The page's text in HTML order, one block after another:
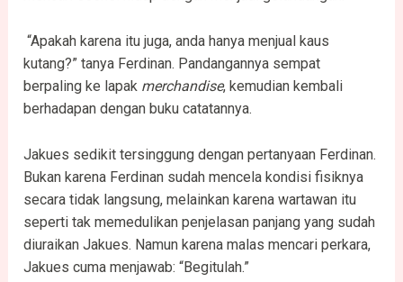
“Apakah karena itu juga, anda hanya menjual kaus
kutang?” tanya Ferdinan. Pandangannya sempat
berpaling ke lapak merchandise, kemudian kembali
berhadapan dengan buku catatannya.
Jakues sedikit tersinggung dengan pertanyaan Ferdinan.
Bukan karena Ferdinan sudah mencela kondisi fisiknya
secara tidak langsung, melainkan karena wartawan itu
seperti tak memedulikan penjelasan panjang yang sudah
diuraikan Jakues. Namun karena malas mencari perkara,
Jakues cuma menjawab: “Begitulah.”